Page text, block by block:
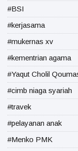
#BSI
#kerjasama
#mukernas xv
#kementrian agama
#Yaqut Cholil
#cimb niaga syariah
#travek
#pelayanan anak
#Menko PMK